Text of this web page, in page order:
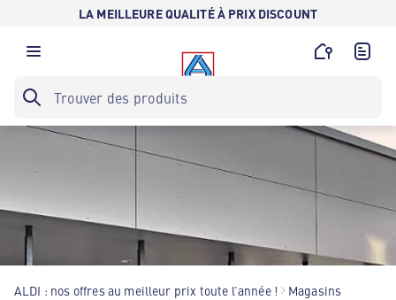
LA MEILLEURE QUALITÉ À PRIX DISCOUNT
ALDI : nos offres au meilleur prix toute l’année ! Magasins